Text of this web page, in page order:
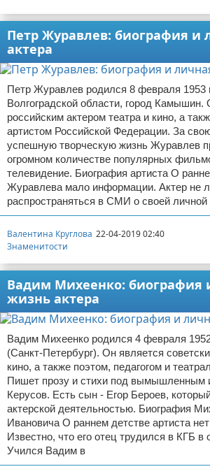
Петр Журавлев: биография и
актера
Петр Журавлев родился 8 февраля 1953
Волгоградской области, город Камышин.
российским актером театра и кино, а
артистом Российской Федерации. За
успешную творческую жизнь Журавлев
огромном количестве популярных
телевидение. Биография артиста О
Журавлева мало информации. Актер не
распространяться в СМИ о своей личной
Валентина Круглова 22-04-2019 02:40
Знаменитости
Вадим Михеенко: биография
жизнь актера
Вадим Михеенко родился 4 февраля
(Санкт-Петербург). Он является
кино, а также поэтом, педагогом и
Пишет прозу и стихи под вымышленным
Керусов. Есть сын - Егор Бероев,
актерской деятельностью. Биография
Ивановича О раннем детстве артиста
Известно, что его отец трудился в КГБ в
Учился Вадим в